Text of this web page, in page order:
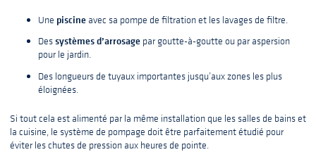
Une piscine avec sa pompe de filtration et les lavages de filtre.
Dessystèmes d’arrosage par goutte-à-goutte ou par aspersion
pour le jardin.
Des longueurs de tuyaux importantes jusqu’aux zones les plus
éloignées.
Si tout cela est alimenté par la même installation que les salles de bains et
la cuisine, le système de pompage doit être parfaitement étudié pour
éviter les chutes de pression aux heures de pointe.